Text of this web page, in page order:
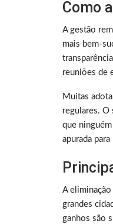
Como
A gestão
mais bem-
reuniões de
Muitas
regulares. O
que
apurada
A
grandes
ganhos são